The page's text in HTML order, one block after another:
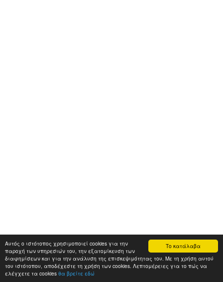
Το κατάλαβα
Αυτός ο ιστότοπος χρησιμοποιεί cookies για την
παροχή των υπηρεσιών του, την εξατομίκευση των
διαφημίσεων και για την ανάλυση της επισκεψιμότητας του. Με τη χρήση αυτού
του ιστότοπου, αποδέχεστε τη χρήση των cookies. Λεπτομέρειες για το πώς να
ελέγχετε τα cookies θα βρείτε εδώ